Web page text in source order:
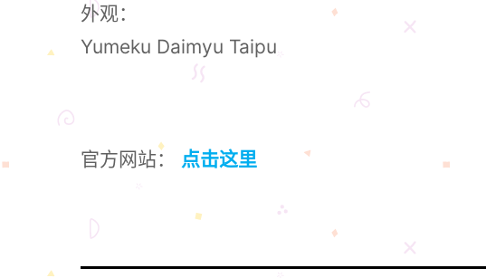
外观：
Yumeku Daimyu Taipu
官方网站： 点击这里